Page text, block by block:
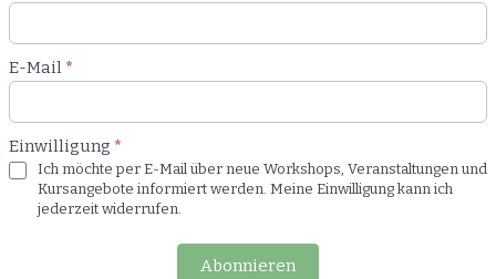
E-Mail *
Einwilligung *
Ich möchte per E-Mail über neue Workshops, Veranstaltungen und
Kursangebote informiert werden. Meine Einwilligung kann ich
jederzeit widerrufen.
Abonnieren